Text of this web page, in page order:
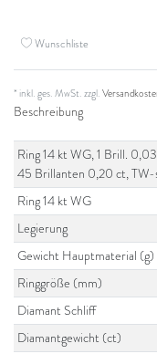
Wunschliste
* inkl. ges. MwSt. zzgl.
Beschreibung
Ring 14 kt WG, 1 Brill.
45 Brillanten 0,20 ct,
Ring 14 kt WG
Legierung
Gewicht Hauptmaterial (g)
Ringgröße (mm)
Diamant Schliff
Diamantgewicht (ct)